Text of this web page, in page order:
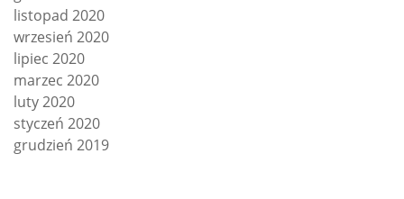
listopad 2020
wrzesień 2020
lipiec 2020
marzec 2020
luty 2020
styczeń 2020
grudzień 2019